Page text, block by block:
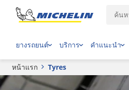
ยางรถยนต์ บริการ คำแนะนำ
หน้าแรก Tyres